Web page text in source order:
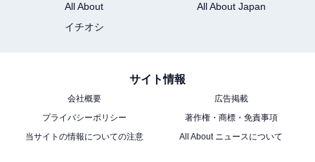
All About
All About Japan
イチオシ
サイト情報
会社概要
広告掲載
プライバシーポリシー
著作権・商標・免責事項
当サイトの情報についての注意
All About ニュースについて